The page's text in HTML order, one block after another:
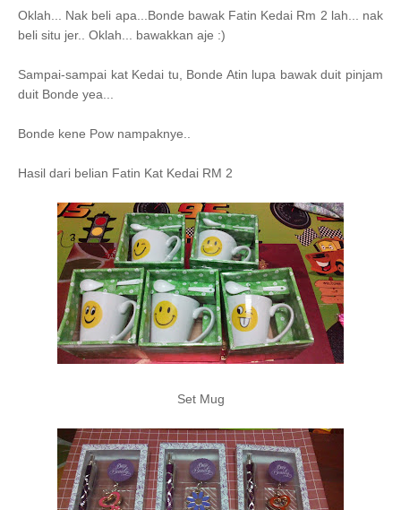
Oklah... Nak beli apa...Bonde bawak Fatin Kedai Rm 2 lah... nak
beli situ jer.. Oklah... bawakkan aje :)
Sampai-sampai kat Kedai tu, Bonde Atin lupa bawak duit pinjam
duit Bonde yea...
Bonde kene Pow nampaknye..
Hasil dari belian Fatin Kat Kedai RM 2
Set Mug